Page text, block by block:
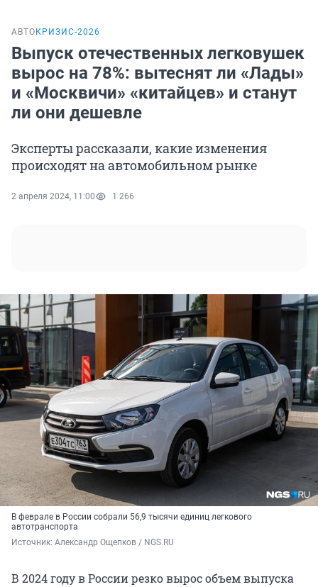
АВТО КРИЗИС-2026
Выпуск отечественных легковушек
вырос на 78%: вытеснят ли «Лады»
и «Москвичи» «китайцев» и станут
ли они дешевле
Эксперты рассказали, какие изменения
происходят на автомобильном рынке
2 апреля 2024, 11:00 1 266
В феврале в России собрали 56,9 тысячи единиц легкового
автотранспорта
Источник: Александр Ощепков / NGS.RU
В 2024 году в России резко вырос объем выпуска